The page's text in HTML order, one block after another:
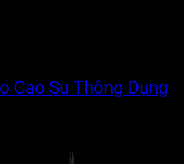
Cao Su Thông Dụng